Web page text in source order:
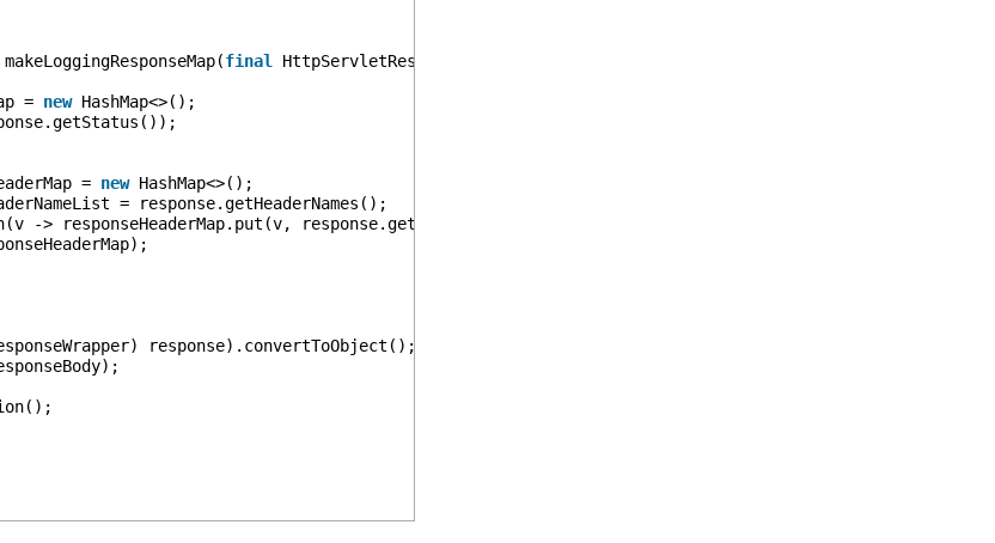
final HttpServletResponse response)
= new HashMap<>();
= new HashMap<>();
= response.getHeaderNames();
-> responseHeaderMap.put(v, response.getHeader(v)));
response).convertToObject();